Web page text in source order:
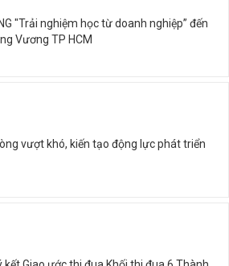
"Trải nghiệm học từ doanh nghiệp” đến
Vương TP HCM
vượt khó, kiến tạo động lực phát triển